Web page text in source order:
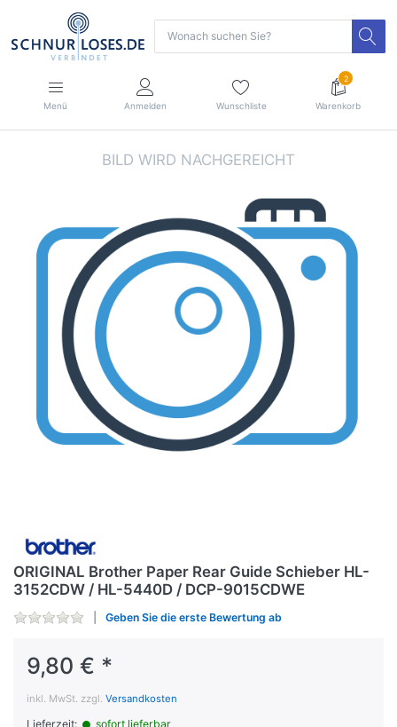
Menü Anmelden Wunschliste
2
Warenkorb
ORIGINAL Brother Paper Rear Guide Schieber HL-
3152CDW / HL-5440D / DCP-9015CDWE
Geben Sie die erste Bewertung ab
9,80 € *
inkl. MwSt. zzgl. Versandkosten
Lieferzeit: sofort lieferbar